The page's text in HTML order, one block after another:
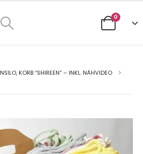
0
KORB “SHIREEN” – INKL. NÄHVIDEO